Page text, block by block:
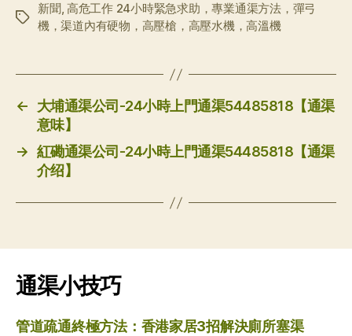
标
新聞, 高危工作 24小時緊急求助，專業通渠方法，彈弓
機，渠道內有硬物，高壓槍，高壓水機，高溫機
←
大埔通渠公司-24小時上門通渠54485818【通渠
意味】
→ 紅磡通渠公司-24小時上門通渠54485818【通渠
介绍】
通渠小技巧
管道疏通終極方法：香港家居3招解決廁所塞渠